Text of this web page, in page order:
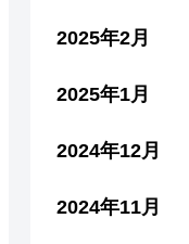
2025年2月
2025年1月
2024年12月
2024年11月